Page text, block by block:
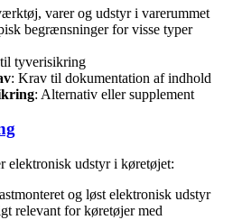
varer og udstyr i varerummet
begrænsninger for visse typer
tyverisikring
: Krav til dokumentation af indhold
: Alternativ eller supplement
udstyr i køretøjet:
og løst elektronisk udstyr
relevant for køretøjer med